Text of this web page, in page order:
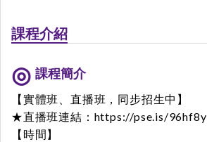
課程介紹
課程簡介
【實體班、直播班，同步招生中】
★直播班連結： https://pse.is/96hf8y
【時間】